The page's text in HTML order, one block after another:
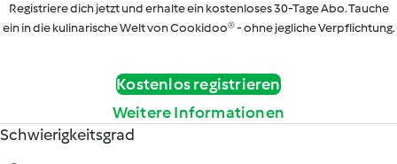
Registriere dich jetzt und erhalte ein kostenloses 30-Tage Abo. Tauche
ein in die kulinarische Welt von Cookidoo® - ohne jegliche Verpflichtung.
Kostenlos registrieren
Weitere Informationen
Schwierigkeitsgrad